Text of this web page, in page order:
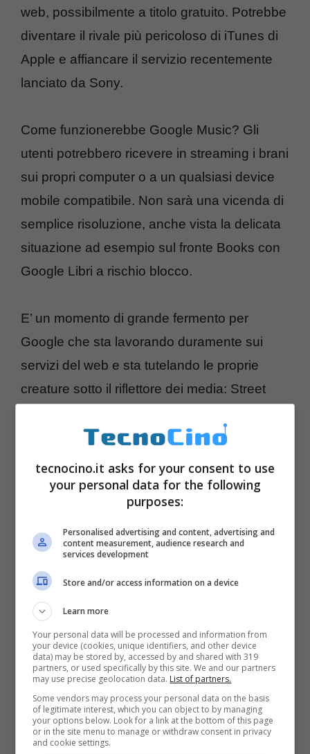
web, possibilmente a titolo gratuito. Potrebbe
diventare il rivale più pericoloso di iTunes di
Apple e affiancare il servizio recentemente
lanciato da Sony.
Come funzionerebbe Google Music? Gli
utenti potrebbero ricevere in streaming i brani
sui propri computer o a un qualsiasi device
mobile compatibile. Non sarà una vicenda di
semplice risoluzione, anche vista la delicata
situazione ad esempio sul fronte Books con
Google Libri a rischio blocco.
E’ un momento di grande fermento per
Google che sta lavorando duramente sui
servizi del web e sta tutelando le proprie
creature sotto il riflettore dei media: Street
e accolto in Germania, in settimana.
tecnocino.it asks for your consent to use
your personal data for the following
purposes:
Personalised advertising and content, advertising and
content measurement, audience research and
services development
Store and/or access information on a device
Learn more
Your personal data will be processed and information from
your device (cookies, unique identifiers, and other device
data) may be stored by, accessed by and shared with 319
partners, or used specifically by this site. We and our partners
may use precise geolocation data. List of partners.
Some vendors may process your personal data on the basis
of legitimate interest, which you can object to by managing
your options below. Look for a link at the bottom of this page
or in the site menu to manage or withdraw consent in privacy
and cookie settings.